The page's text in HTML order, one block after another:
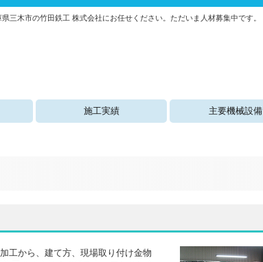
三木市の竹田鉄工 株式会社にお任せください。ただいま人材募集中です。
施工実績 主要機械設備
工から、建て方、現場取り付け金物